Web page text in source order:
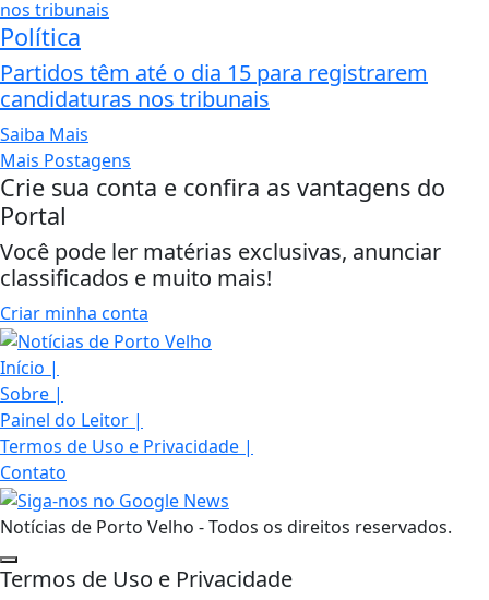
Política
Partidos têm até o dia 15 para registrarem
candidaturas nos tribunais
Saiba Mais
Mais Postagens
Crie sua conta e confira as vantagens do
Portal
Você pode ler matérias exclusivas, anunciar
classificados e muito mais!
Criar minha conta
Início |
Sobre |
Painel do Leitor |
Termos de Uso e Privacidade |
Contato
Notícias de Porto Velho - Todos os direitos reservados.
Termos de Uso e Privacidade